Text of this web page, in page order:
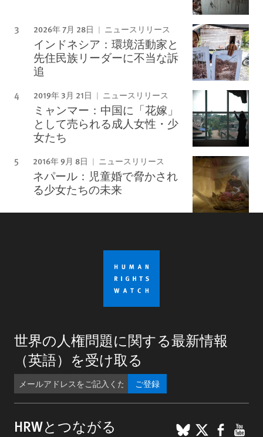
2026年 7月 28日 ニュースリリース
インドネシア：環境活動家と
先住民族リーダーに不当な訴
追
2019年 3月 21日 ニュースリリース
ミャンマー：中国に「花嫁」
として売られる成人女性・少
女たち
2016年 9月 8日 ニュースリリース
ネパール：児童婚で脅かされ
る少女たちの未来
世界の人権問題に関する最新情報
（英語）を受け取る
ご登録
HRWとつながる BlueSky
X